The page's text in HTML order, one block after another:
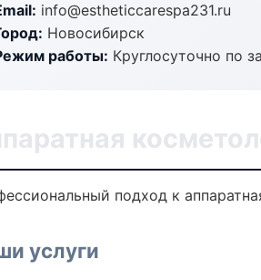
info@estheticcarespa231.ru
Новосибирск
работы: Круглосуточно по
подход к
услуги